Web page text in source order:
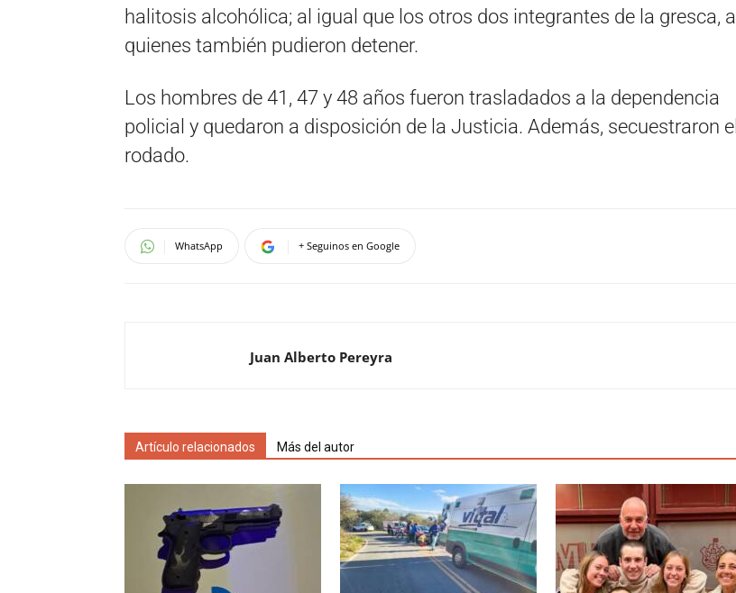
halitosis alcohólica; al igual que los otros dos integrantes de la gresca, a
quienes también pudieron detener.
Los hombres de 41, 47 y 48 años fueron trasladados a la dependencia
policial y quedaron a disposición de la Justicia. Además, secuestraron el
rodado.
WhatsApp + Seguinos en Google
Juan Alberto Pereyra
Artículo relacionados Más del autor